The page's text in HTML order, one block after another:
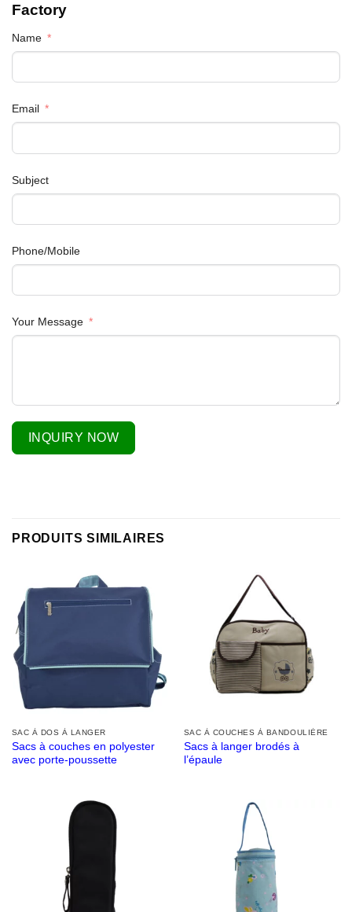
Factory
Name
Email
Subject
Phone/Mobile
Your Message
INQUIRY NOW
PRODUITS SIMILAIRES
SAC À DOS À LANGER
Sacs à couches en polyester
avec porte-poussette
SAC À COUCHES À BANDOULIÈRE
Sacs à langer brodés à
l’épaule